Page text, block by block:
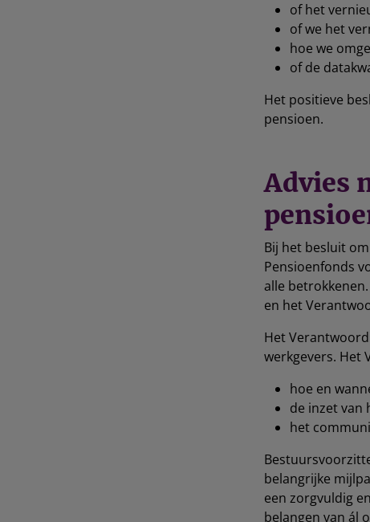
of het
of we het
hoe we
of de
Het positieve
pensioen.
Advies
Bij het besluit
Pensioenfonds
alle
en het
Het
werkgevers. Het
hoe en
de inzet van
het
belangrijke
een zorgvuldig
belangen van ál